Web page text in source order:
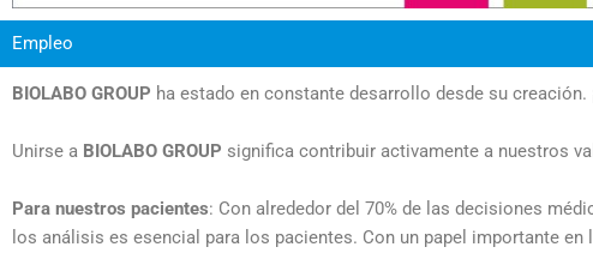
Empleo
BIOLABO GROUP ha estado en constante desarrollo desde su
Unirse a BIOLABO GROUP significa contribuir activamente a nuestros
Para nuestros pacientes: Con alrededor del 70% de las decisiones
los análisis es esencial para los pacientes. Con un papel importante en